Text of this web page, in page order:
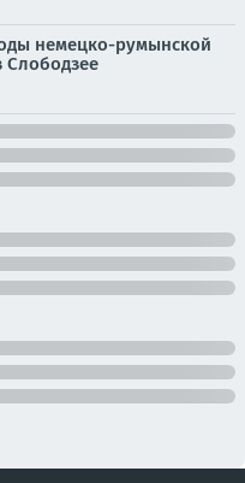
немецко-румынской
Слободзее